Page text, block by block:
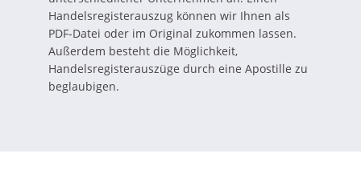
Handelsregisterauszug können wir Ihnen als
PDF-Datei oder im Original zukommen lassen.
Außerdem besteht die Möglichkeit,
Handelsregisterauszüge durch eine Apostille zu
beglaubigen.